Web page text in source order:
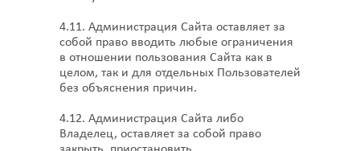
4.11. Администрация Сайта оставляет за
собой право вводить любые ограничения
в отношении пользования Сайта как в
целом, так и для отдельных Пользователей
без объяснения причин.
4.12. Администрация Сайта либо
Владелец, оставляет за собой право